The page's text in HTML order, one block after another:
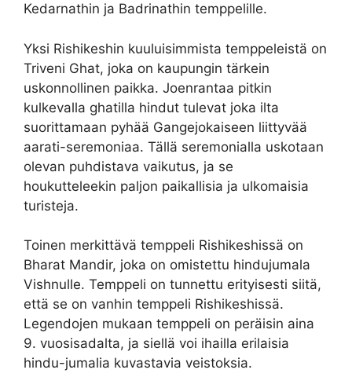
Kedarnathin ja Badrinathin temppelille.
Yksi Rishikeshin kuuluisimmista temppeleistä on
Triveni Ghat, joka on kaupungin tärkein
uskonnollinen paikka. Joenrantaa pitkin
kulkevalla ghatilla hindut tulevat joka ilta
suorittamaan pyhää Gangejokaiseen liittyvää
aarati-seremoniaa. Tällä seremonialla uskotaan
olevan puhdistava vaikutus, ja se
houkutteleekin paljon paikallisia ja ulkomaisia
turisteja.
Toinen merkittävä temppeli Rishikeshissä on
Bharat Mandir, joka on omistettu hindujumala
Vishnulle. Temppeli on tunnettu erityisesti siitä,
että se on vanhin temppeli Rishikeshissä.
Legendojen mukaan temppeli on peräisin aina
9. vuosisadalta, ja siellä voi ihailla erilaisia
hindu-jumalia kuvastavia veistoksia.